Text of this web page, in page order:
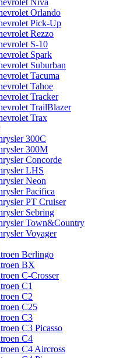
Niva
Orlando
Pick-Up
Rezzo
S-10
Spark
Suburban
Tacuma
Tahoe
Tracker
TrailBlazer
Trax
300C
300M
Concorde
LHS
Neon
Pacifica
PT Cruiser
Sebring
Town&Country
Voyager
Berlingo
BX
C-Crosser
C1
C2
C25
C3
C3 Picasso
C4
C4 Aircross